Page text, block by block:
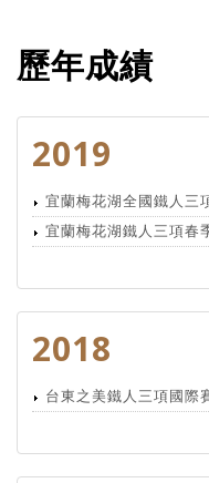
歷年成績
2019
宜蘭梅花湖全國鐵人三
宜蘭梅花湖鐵人三項春
2018
台東之美鐵人三項國際